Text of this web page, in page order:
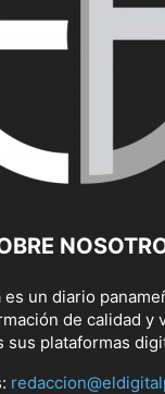
es un diario
de calidad y
sus plataformas